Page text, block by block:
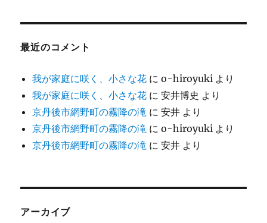
最近のコメント
我が家庭に咲く、小さな花 にo-hiroyuki より
我が家庭に咲く、小さな花 に安井博史 より
京丹後市網野町の霧降の滝 に安井 より
京丹後市網野町の霧降の滝 にo-hiroyuki より
京丹後市網野町の霧降の滝 に安井 より
アーカイブ